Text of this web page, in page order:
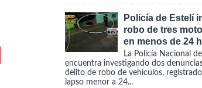
Policía de Estelí
robo de tres
en menos de 24
La Policía Nacional
encuentra investigando dos
delito de robo de vehículos,
lapso menor a 24...